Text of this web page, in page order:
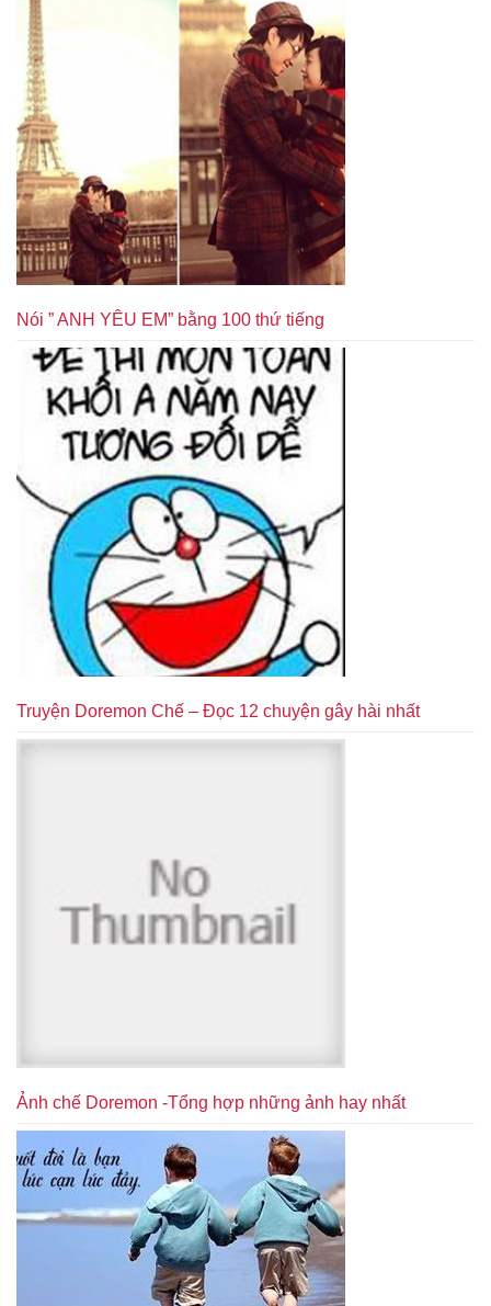
Nói ” ANH YÊU EM” bằng 100 thứ tiếng
Truyện Doremon Chế – Đọc 12 chuyện gây hài nhất
Ảnh chế Doremon -Tổng hợp những ảnh hay nhất